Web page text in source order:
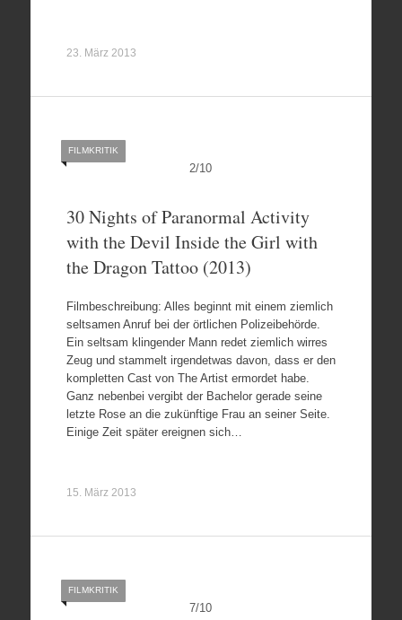
23. März 2013
2/10
FILMKRITIK
30 Nights of Paranormal Activity
with the Devil Inside the Girl with
the Dragon Tattoo (2013)
Filmbeschreibung: Alles beginnt mit einem ziemlich
seltsamen Anruf bei der örtlichen Polizeibehörde.
Ein seltsam klingender Mann redet ziemlich wirres
Zeug und stammelt irgendetwas davon, dass er den
kompletten Cast von The Artist ermordet habe.
Ganz nebenbei vergibt der Bachelor gerade seine
letzte Rose an die zukünftige Frau an seiner Seite.
Einige Zeit später ereignen sich…
15. März 2013
7/10
FILMKRITIK